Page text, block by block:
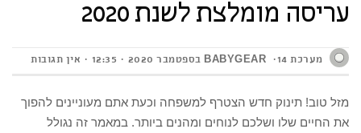
עריסה מומלצת לשנת 2020
מערכת BABYGEAR 14 בספטמבר 2020 12:35 אין תגובות
מזל טוב! תינוק חדש הצטרף למשפחה וכעת אתם מעוניינים להפוך
את החיים שלו ושלכם לנוחים ומהנים ביותר. במאמר זה נגולל